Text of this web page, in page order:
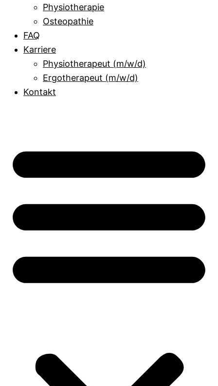
Physiotherapie
Osteopathie
FAQ
Karriere
Physiotherapeut (m/w/d)
Ergotherapeut (m/w/d)
Kontakt